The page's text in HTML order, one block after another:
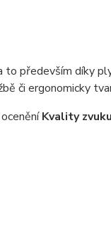
to především díky
či ergonomicky
Kvality